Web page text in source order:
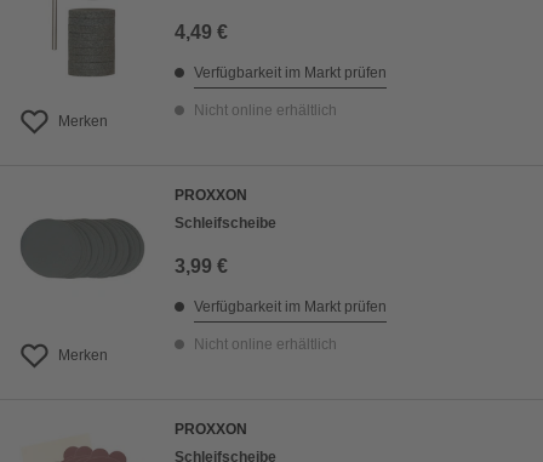
Merken
4,49 €
Verfügbarkeit im Markt prüfen
Nicht online erhältlich
Merken
PROXXON
Schleifscheibe
3,99 €
Verfügbarkeit im Markt prüfen
Nicht online erhältlich
PROXXON
Schleifscheibe